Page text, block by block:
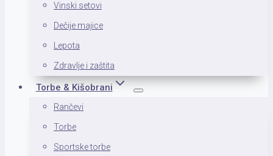
Vinski setovi
Dečije majice
Lepota
Zdravlje i zaštita
Torbe & Kišobrani
Rančevi
Torbe
Sportske torbe